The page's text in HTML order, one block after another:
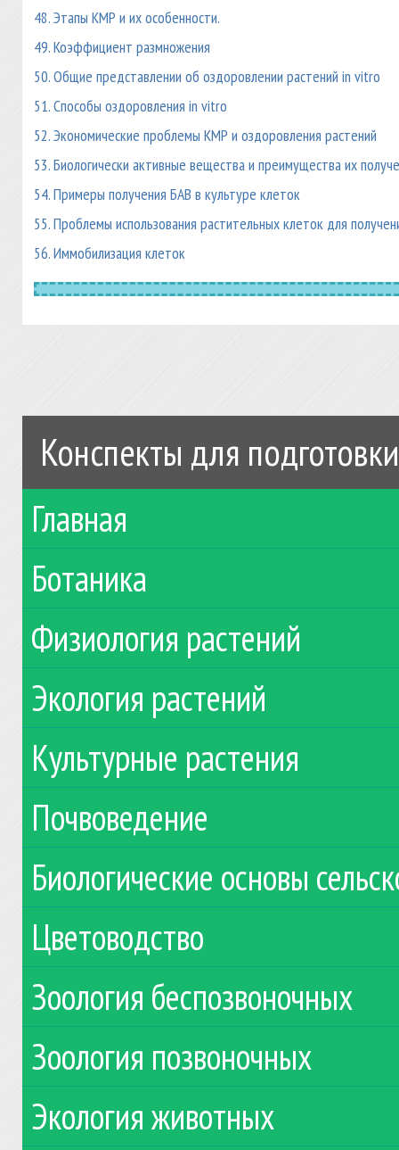
48. Этапы КМР и их особенности.
49. Коэффициент размножения
50. Общие представлении об оздоровлении растений in vitro
51. Способы оздоровления in vitro
52. Экономические проблемы КМР и оздоровления растений
53. Биологически активные вещества и преимущества их
54. Примеры получения БАВ в культуре клеток
55. Проблемы использования растительных клеток для
56. Иммобилизация клеток
Конспекты для
Главная
Ботаника
Физиология растений
Экология растений
Культурные растения
Почвоведение
Биологические основы
Цветоводство
Зоология беспозвоночных
Зоология позвоночных
Экология животных